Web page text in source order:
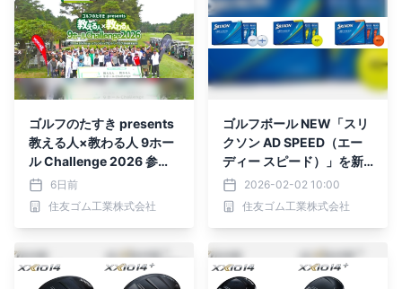
ゴルフのたすき presents
教える人×教わる人 9ホー
ル Challenge 2026 参加
ペア募集中！
6日前
住友ゴム工業株式会社
ゴルフボール NEW「スリ
クソン AD SPEED（エー
ディー スピード）」を新
発売2026-02-02 10:00
住友ゴム工業株式会社